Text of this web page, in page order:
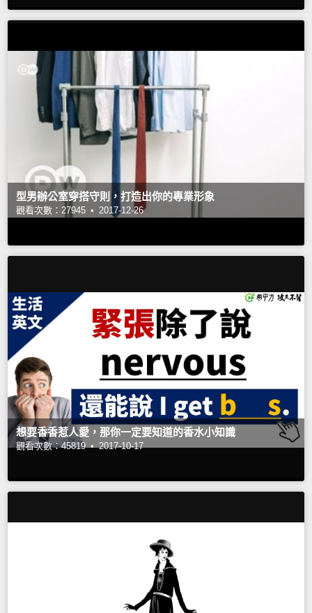
型男辦公室穿搭守則，打造出你的專業形象
觀看次數：27945 • 2017-12-26
想要香香惹人愛，那你一定要知道的香水小知識
觀看次數：45819 • 2017-10-17